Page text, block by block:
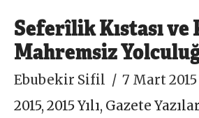
Seferîlik Kıstası ve
Mahremsiz
Ebubekir Sifil
7 Mart 2015
2015,2015 Yılı, Gazete